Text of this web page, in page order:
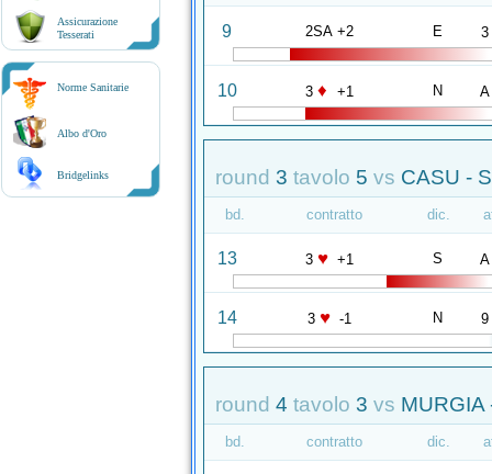
Assicurazione
Tesserati
Norme Sanitarie
Albo d'Oro
Bridgelinks
9 2SA +2 E 3
10 3 ♦ +1 N A
round 3 tavolo 5 vs CASU -
bd. contratto dic.
13 3 ♥ +1 S A
14 3 ♥ -1 N 9
round 4 tavolo 3 vs MURGIA
bd. contratto dic.